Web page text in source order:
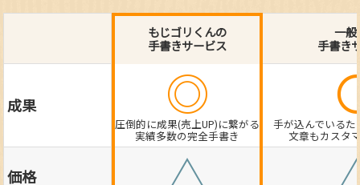
もじゴリくんの
手書きサービス
一般
手書き
成果 ◎
圧倒的に成果(売上UP)に繋がる
実績多数の完全手書き
手が込んでいる
文章もカスタ
価格